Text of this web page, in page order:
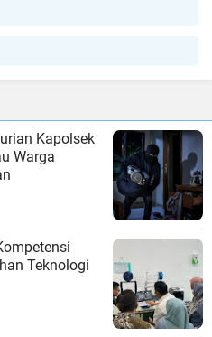
Kapolsek
Warga
Teknologi